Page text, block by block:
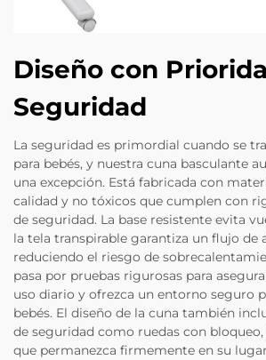
Diseño con
Seguridad
La seguridad es primordial cuando se
para bebés, y nuestra cuna basculante
una excepción. Está fabricada con
calidad y no tóxicos que cumplen con
de seguridad. La base resistente evita
la tela transpirable garantiza un flujo de
reduciendo el riesgo de
pasa por pruebas rigurosas para
uso diario y ofrezca un entorno seguro
bebés. El diseño de la cuna también
de seguridad como ruedas con
que permanezca firmemente en su